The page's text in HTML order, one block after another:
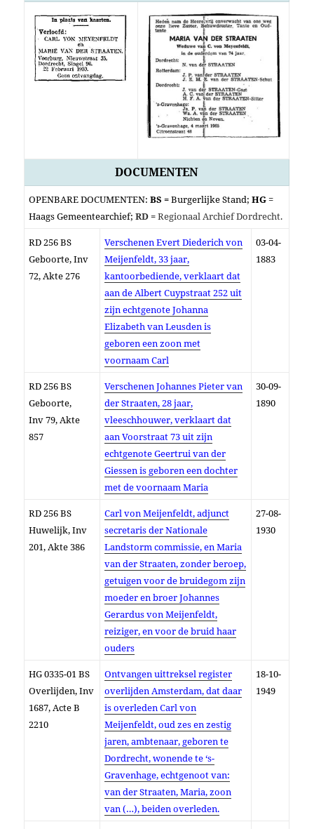
DOCUMENTEN
OPENBARE DOCUMENTEN: BS =Burgerlijke Stand;HG=
Haags Gemeentearchief;RD =Regionaal Archief Dordrecht.
RD 256 BS
Geboorte, Inv
72, Akte 276
Verschenen Evert Diederich von
Meijenfeldt, 33 jaar,
kantoorbediende, verklaart dat
aan de Albert Cuypstraat 252 uit
zijn echtgenote Johanna
Elizabeth van Leusden is
geboren een zoon met
voornaam Carl
03-04-
1883
RD256 BS
Geboorte,
Inv79, Akte
857
Verschenen Johannes Pieter van
der Straaten, 28 jaar,
vleeschhouwer, verklaart dat
aan Voorstraat 73 uit zijn
echtgenote Geertrui van der
Giessen is geboren een dochter
met de voornaam Maria
30-09-
1890
RD 256 BS
Huwelijk, Inv
201, Akte 386
Carl von Meijenfeldt, adjunct
secretaris der Nationale
Landstorm commissie, en Maria
van der Straaten, zonder beroep,
getuigen voor de bruidegom zijn
moeder en broer Johannes
Gerardus von Meijenfeldt,
reiziger, en voor de bruid haar
ouders
27-08-
1930
HG 0335-01 BS
Overlijden, Inv
1687, Acte B
2210
Ontvangen uittreksel register
overlijden Amsterdam, dat daar
is overleden Carl von
Meijenfeldt, oud zes en zestig
jaren, ambtenaar, geboren te
Dordrecht, wonende te ‘s-
Gravenhage, echtgenoot van:
van der Straaten, Maria, zoon
van (…), beiden overleden.
18-10-
1949